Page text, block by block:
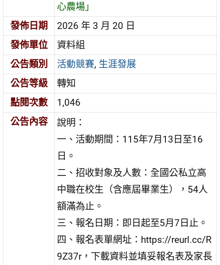
心農場」
發佈日期
2026 年 3 月 20 日
發佈單位
資料組
公告類別
活動競賽, 生涯發展
公告等級
轉知
點閱次數
1,046
公告內容
說明：
一、活動期間：115年7月13日至16
日。
二、招收對象及人數：全國公私立高
中職在校生（含應屆畢業生），54人
額滿為止。
三、報名日期：即日起至5月7日止。
四、報名表單網址：https://reurl.cc/R
9Z37r，下載資料並填妥報名表及家長